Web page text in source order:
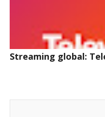
Streaming global: